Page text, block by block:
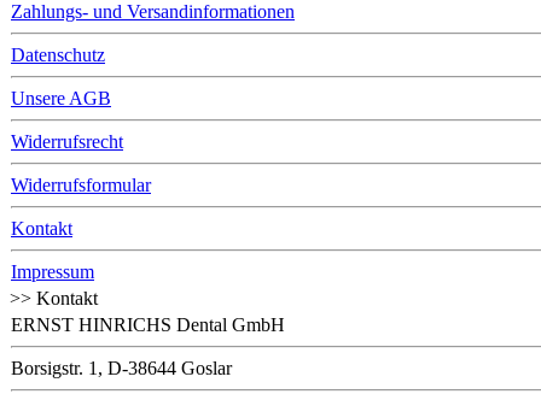
Zahlungs- und Versandinformationen
Datenschutz
Unsere AGB
Widerrufsrecht
Widerrufsformular
Kontakt
Impressum
>> Kontakt
ERNST HINRICHS Dental GmbH
Borsigstr. 1, D-38644 Goslar